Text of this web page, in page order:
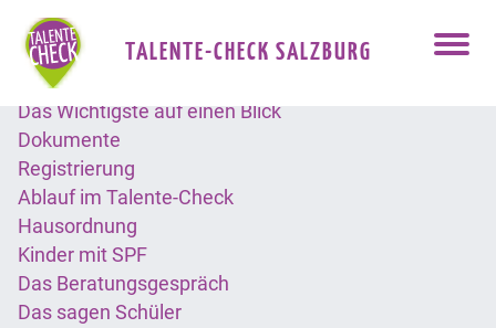
TALENTE-CHECK SALZBURG
Talente-Check für Schulklassen (7./8.
Schulstufe)(aktiv)
Das Wichtigste auf einen Blick
Dokumente
Registrierung
Ablauf im Talente-Check
Hausordnung
Kinder mit SPF
Das Beratungsgespräch
Das sagen Schüler